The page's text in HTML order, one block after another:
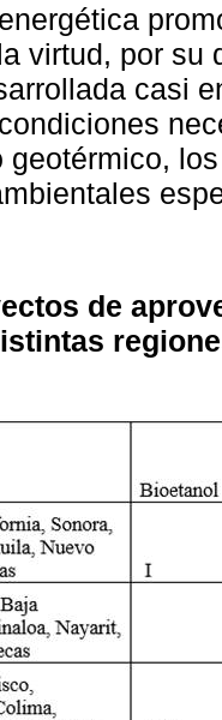
virtud, por su
casi
geotérmico,
de